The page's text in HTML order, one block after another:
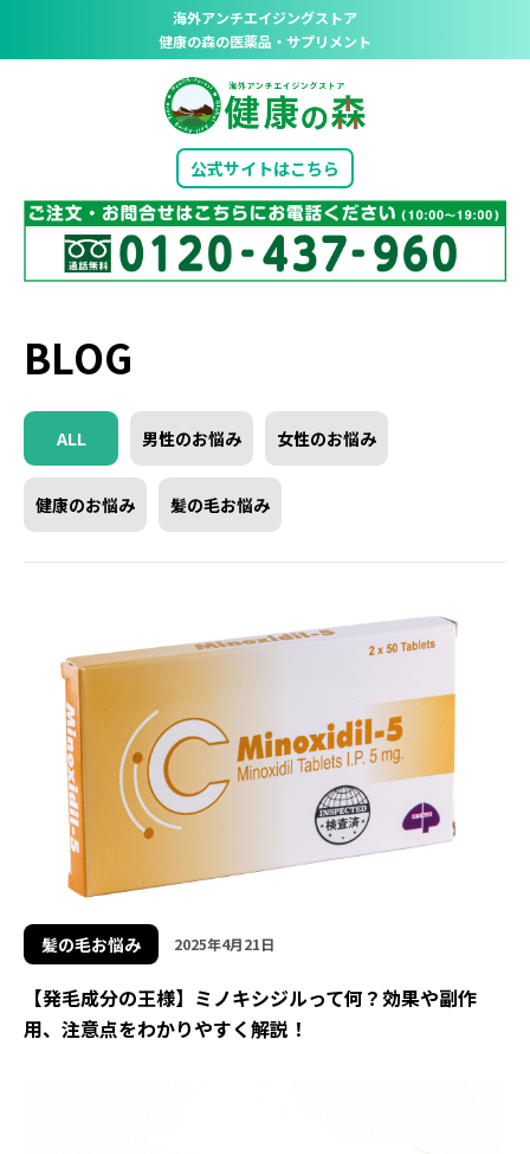
海外アンチエイジングストア
健康の森の医薬品・サプリメント
公式サイトはこちら
BLOG
ALL 男性のお悩み 女性のお悩み
健康のお悩み 髪の毛お悩み
髪の毛お悩み 2025年4月21日
【発毛成分の王様】ミノキシジルって何？効果や副作
用、注意点をわかりやすく解説！